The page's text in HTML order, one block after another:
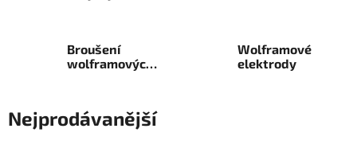
Broušení
wolframových
Wolframové
elektrody
Nejprodávanější